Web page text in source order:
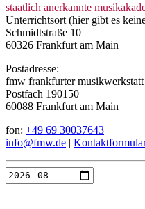
staatlich anerkannte
Unterrichtsort (hier gibt es
Schmidtstraße 10
60326 Frankfurt am Main
Postadresse:
fmw frankfurter musikwerkstatt
Postfach 190150
60088 Frankfurt am Main
fon: +49 69 30037643
info@fmw.de |